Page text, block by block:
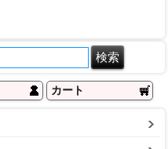
カート